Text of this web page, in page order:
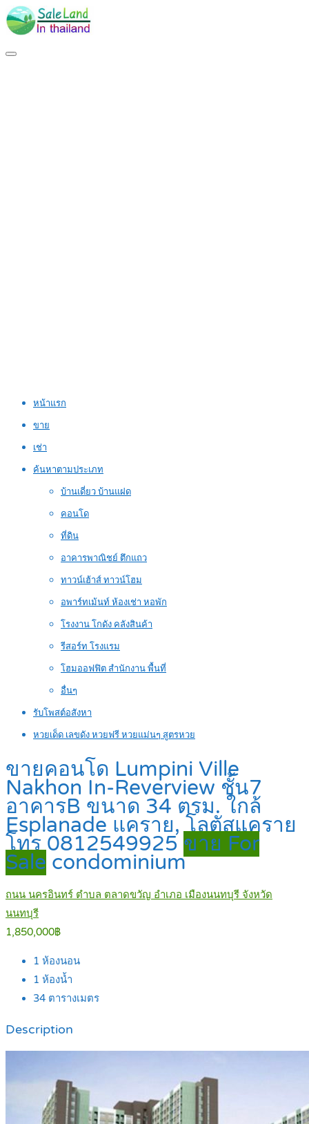
หน้าแรก
ขาย
เช่า
ค้นหาตามประเภท
บ้านเดี่ยว บ้านแฝด
คอนโด
ที่ดิน
อาคารพาณิชย์ ตึกแถว
ทาวน์เฮ้าส์ ทาวน์โฮม
อพาร์ทเม้นท์ ห้องเช่า หอพัก
โรงงาน โกดัง คลังสินค้า
รีสอร์ท โรงแรม
โฮมออฟฟิต สำนักงาน พื้นที่
อื่นๆ
รับโพสต์อสังหา
หวยเด็ด เลขดัง หวยฟรี หวยแม่นๆ สูตรหวย
ขายคอนโด Lumpini Ville
Nakhon In-Reverview ชั้น7
อาคารB ขนาด 34 ตรม. ใกล้
Esplanade แคราย, โลตัสแคราย
โทร 0812549925 ขาย For
Sale condominium
ถนน นครอินทร์ ตำบล ตลาดขวัญ อำเภอ เมืองนนทบุรี จังหวัด
นนทบุรี
1,850,000฿
1 ห้องนอน
1 ห้องน้ำ
34 ตารางเมตร
Description